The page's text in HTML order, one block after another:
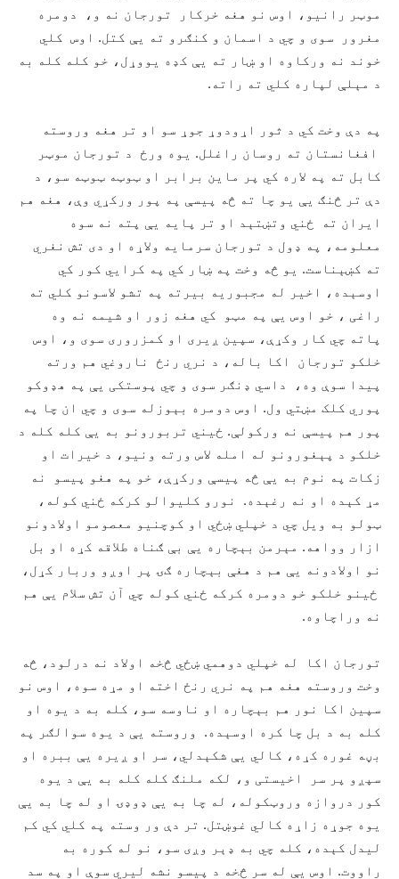
موټر رانيو، اوس نو هغه خرکار تورجان نه و، دومره
مغرور سوی و چي د اسمان و کنګرو ته يې کتل. اوس کلي
خوند نه ورکاوه او ښار ته يې کډه يووړل، خو کله کله به
د مېلې لپاره کلي ته راته.
په دې وخت کي د ثور اړودوړ جوړ سو او تر هغه وروسته
افغانستان ته روسان راغلل. يوه ورځ د تورجان موټر
کابل ته په لاره کي پر ماين برابر او ټوټه ټوټه سو، د
دې تر څنګ يې يو چا ته څه پيسې په پور ورکړي وې، هغه هم
ايران ته ځني وتښتېد او تر پايه يې پته نه سوه
معلومه، په ډول د تورجان سرمايه ولاړه او دی تش نغري
ته کښېناست. يو څه وخت په ښار کي په کرايي کور کي
اوسېده، اخير له مجبوريه بيرته په تشو لاسونو کلي ته
راغی ، خو اوس يې په مټو کي هغه زور او شيمه نه وه
پاته چي کار وکړې، سپين ږيری او کمزروری سوی و، اوس
خلکو تورجان اکا باله، د نري رنځ ناروغي هم ورته
پيدا سوې وه، داسي ډنګر سوی و چي پوستکی يې په هډوکو
پوري کلک مښتي ول. اوس دومره بېوزله سوی و چي ان چا په
پور هم پيسې نه ورکولې. ځيني تربورونو به يې کله کله د
خلکو د پېغورونو له امله لاس ورته ونيو، د خيرات او
زکات په نوم به يې څه پيسې ورکړې، خو په هغو پيسو نه
مړ کېده او نه رغېده. نورو کليوالو کرکه ځني کوله،
ټولو به ويل چي د خپلي ښځي او کوچنيو معصومو اولادونو
ازار وواهه. مېرمن بېچاره يې بې ګناه طلاقه کړه او بل
نو اولادونه يې هم د هغې بېچاره ګۍ پر اوږو وربار کړل،
ځينو خلکو خو دومره کرکه ځني کوله چي آن تش سلام يې هم
نه وراچاوه.
تورجان اکا له خپلي دوهمي ښځي څخه اولاد نه درلود، څه
وخت وروسته هغه هم په نري رنځ اخته او مړه سوه، اوس نو
سپين اکا نور هم بېچاره او ناوسه سو، کله به د يوه او
کله به د بل چا کره اوسېده. وروسته يې د يوه سوالګر په
بڼه غوره کړه، کالي يې شکېدلي، سر او ږيره يې ببره او
سپږو پر سر اخيستی و، لکه ملنګ کله کله به يې د يوه
کور دروازه وروټکوله، له چا به يې ډوډۍ او له چا به يې
يوه جوړه زاړه کالي غوښتل. تر دې ور وسته په کلي کي کم
ليدل کېده، کله چي به ډېر وږی سو، نو له کوره به
راووت. اوس يې له سر څخه د پيسو نشه ليري سوې او په سد